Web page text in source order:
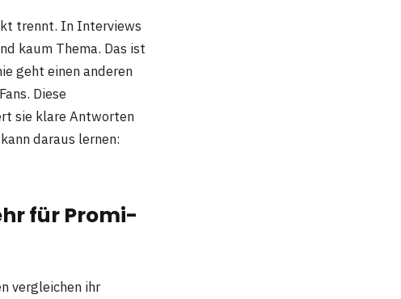
trennt. In Interviews
kaum Thema. Das ist
geht einen anderen
Diese
sie klare Antworten
daraus lernen:
für Promi-
vergleichen ihr